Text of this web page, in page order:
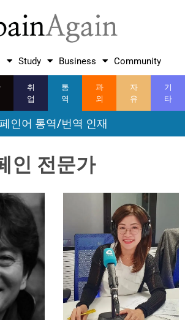
Study Business Community
취
업
통
역
과
외
자
유
기
타
인어 통역/번역 인재
인 전문가